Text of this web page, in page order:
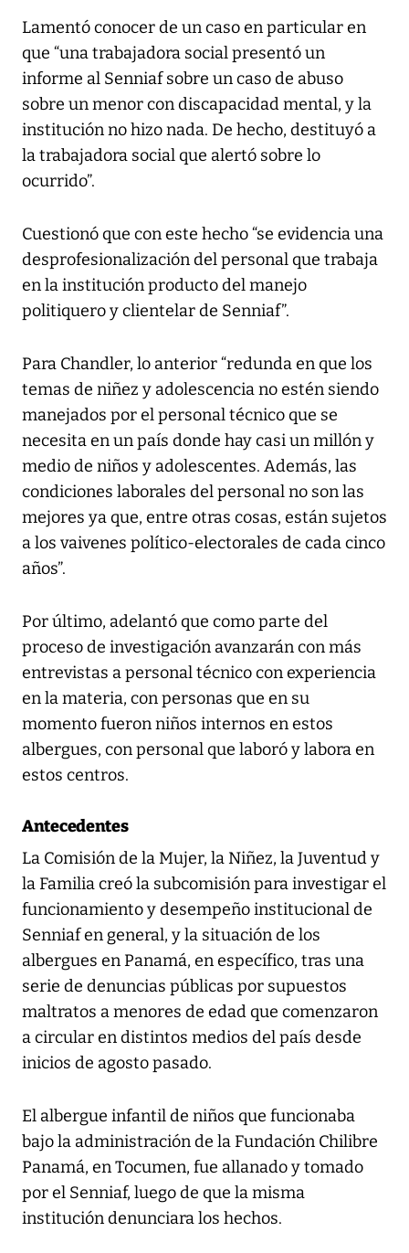
Lamentó conocer de un caso en particular en
que “una trabajadora social presentó un
informe al Senniaf sobre un caso de abuso
sobre un menor con discapacidad mental, y la
institución no hizo nada. De hecho, destituyó a
la trabajadora social que alertó sobre lo
ocurrido”.
Cuestionó que con este hecho “se evidencia una
desprofesionalización del personal que trabaja
en la institución producto del manejo
politiquero y clientelar de Senniaf”.
Para Chandler, lo anterior “redunda en que los
temas de niñez y adolescencia no estén siendo
manejados por el personal técnico que se
necesita en un país donde hay casi un millón y
medio de niños y adolescentes. Además, las
condiciones laborales del personal no son las
mejores ya que, entre otras cosas, están sujetos
a los vaivenes político-electorales de cada cinco
años”.
Por último, adelantó que como parte del
proceso de investigación avanzarán con más
entrevistas a personal técnico con experiencia
en la materia, con personas que en su
momento fueron niños internos en estos
albergues, con personal que laboró y labora en
estos centros.
Antecedentes
La Comisión de la Mujer, la Niñez, la Juventud y
la Familia creó la subcomisión para investigar el
funcionamiento y desempeño institucional de
Senniaf en general, y la situación de los
albergues en Panamá, en específico, tras una
serie de denuncias públicas por supuestos
maltratos a menores de edad que comenzaron
a circular en distintos medios del país desde
inicios de agosto pasado.
El albergue infantil de niños que funcionaba
bajo la administración de la Fundación Chilibre
Panamá, en Tocumen, fue allanado y tomado
por el Senniaf, luego de que la misma
institución denunciara los hechos.